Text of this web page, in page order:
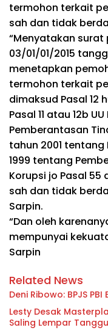
termohon terkait
sah dan tidak
“Menyatakan
03/01/01/2015
menetapkan
termohon terkait
dimaksud Pasal 12
Pasal 11 atau 12b
Pemberantasan
tahun 2001 tentang
1999 tentang
Korupsi jo Pasal 55
sah dan tidak
Sarpin.
“Dan oleh
mempunyai
Sarpin
Related News
Deni Ribowo: BPJS
Lesty Desak
Saling Lempar